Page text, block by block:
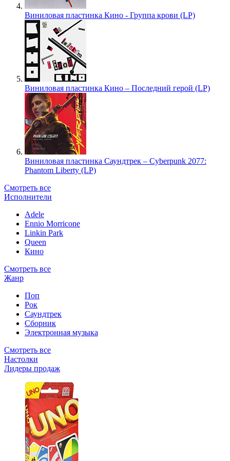
Виниловая пластинка Кино - Группа крови (LP)
Виниловая пластинка Кино – Последний герой (LP)
Виниловая пластинка Саундтрек – Cyberpunk 2077:
Phantom Liberty (LP)
Смотреть все
Исполнители
Adele
Ennio Morricone
Linkin Park
Queen
Кино
Смотреть все
Жанр
Поп
Рок
Саундтрек
Сборник
Электронная музыка
Смотреть все
Настолки
Лидеры продаж